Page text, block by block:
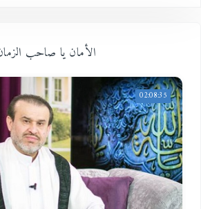
الأمان يا صاحب الزمان
02:08:35